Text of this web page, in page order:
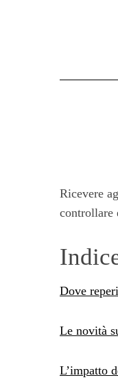
Ricevere
controllare
Dove
Le novità
L’impatto